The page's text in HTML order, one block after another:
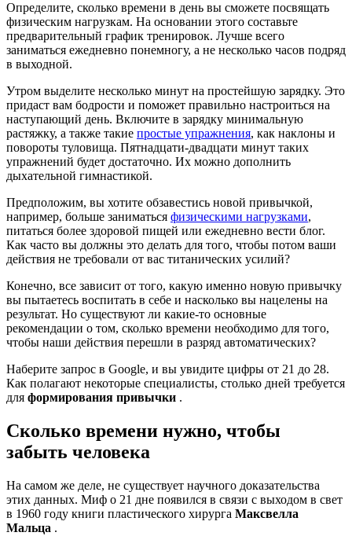
Определите, сколько времени в день вы сможете посвящать
физическим нагрузкам. На основании этого составьте
предварительный график тренировок. Лучше всего
заниматься ежедневно понемногу, а не несколько часов подряд
в выходной.
Утром выделите несколько минут на простейшую зарядку. Это
придаст вам бодрости и поможет правильно настроиться на
наступающий день. Включите в зарядку минимальную
растяжку, а также такие простые упражнения, как наклоны и
повороты туловища. Пятнадцати-двадцати минут таких
упражнений будет достаточно. Их можно дополнить
дыхательной гимнастикой.
Предположим, вы хотите обзавестись новой привычкой,
например, больше заниматься физическими нагрузками,
питаться более здоровой пищей или ежедневно вести блог.
Как часто вы должны это делать для того, чтобы потом ваши
действия не требовали от вас титанических усилий?
Конечно, все зависит от того, какую именно новую привычку
вы пытаетесь воспитать в себе и насколько вы нацелены на
результат. Но существуют ли какие-то основные
рекомендации о том, сколько времени необходимо для того,
чтобы наши действия перешли в разряд автоматических?
Наберите запрос в Google, и вы увидите цифры от 21 до 28.
Как полагают некоторые специалисты, столько дней требуется
для формирования привычки .
Сколько времени нужно, чтобы
забыть человека
На самом же деле, не существует научного доказательства
этих данных. Миф о 21 дне появился в связи с выходом в свет
в 1960 году книги пластического хирурга Максвелла
Мальца .